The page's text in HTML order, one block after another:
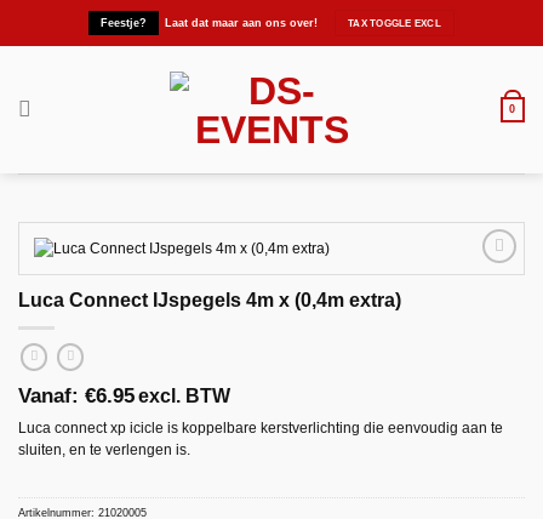
Feestje? Laat dat maar aan ons over!
0
Luca Connect IJspegels 4m x (0,4m extra)
Vanaf: €6.95excl. BTW
Luca connect xp icicle is koppelbare kerstverlichting die eenvoudig aan te
sluiten, en te verlengen is.
Artikelnummer: 21020005